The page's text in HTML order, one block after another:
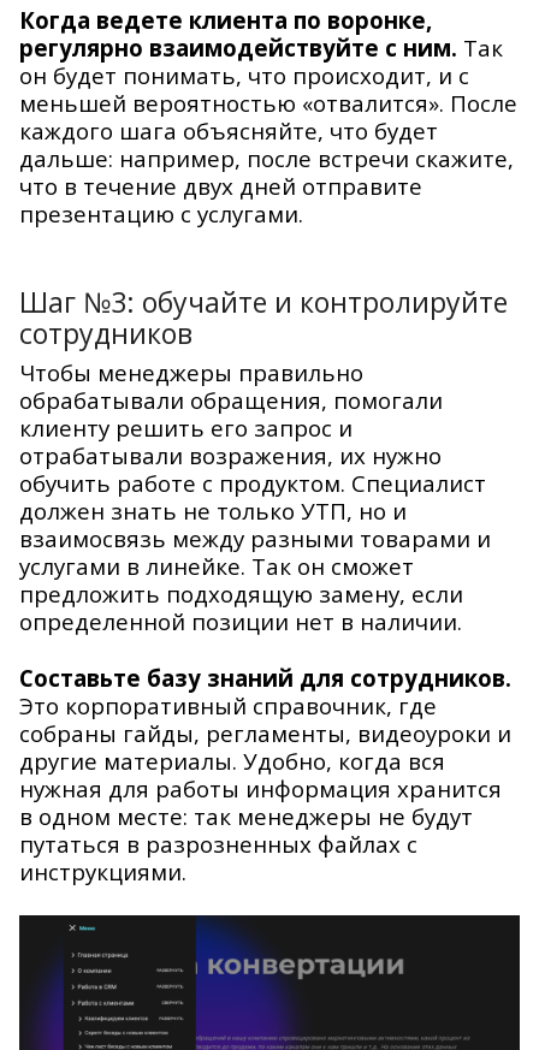
Когда ведете клиента по воронке,
регулярно взаимодействуйте с ним. Так
он будет понимать, что происходит, и с
меньшей вероятностью «отвалится». После
каждого шага объясняйте, что будет
дальше: например, после встречи скажите,
что в течение двух дней отправите
презентацию с услугами.
Шаг №3: обучайте и контролируйте
сотрудников
Чтобы менеджеры правильно
обрабатывали обращения, помогали
клиенту решить его запрос и
отрабатывали возражения, их нужно
обучить работе с продуктом. Специалист
должен знать не только УТП, но и
взаимосвязь между разными товарами и
услугами в линейке. Так он сможет
предложить подходящую замену, если
определенной позиции нет в наличии.
Составьте базу знаний для сотрудников.
Это корпоративный справочник, где
собраны гайды, регламенты, видеоуроки и
другие материалы. Удобно, когда вся
нужная для работы информация хранится
в одном месте: так менеджеры не будут
путаться в разрозненных файлах с
инструкциями.